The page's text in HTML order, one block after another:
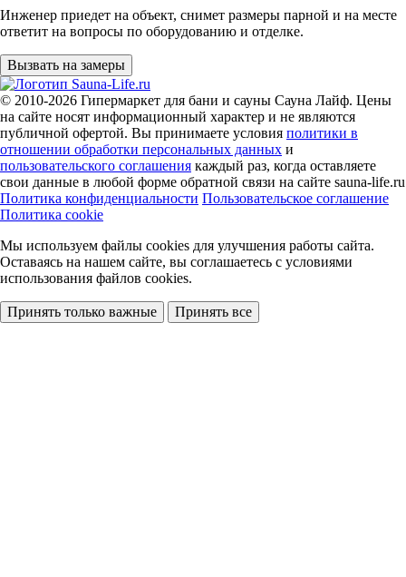
Инженер приедет на объект, снимет размеры парной и на месте
ответит на вопросы по оборудованию и отделке.
Вызвать на замеры
© 2010-2026 Гипермаркет для бани и сауны Сауна Лайф. Цены
на сайте носят информационный характер и не являются
публичной офертой. Вы принимаете условия политики в
отношении обработки персональных данных и
пользовательского соглашения каждый раз, когда оставляете
свои данные в любой форме обратной связи на сайте sauna-life.ru
Политика конфиденциальности Пользовательское соглашение
Политика cookie
Мы используем файлы cookies для улучшения работы сайта.
Оставаясь на нашем сайте, вы соглашаетесь с условиями
использования файлов cookies.
Принять только важные Принять все